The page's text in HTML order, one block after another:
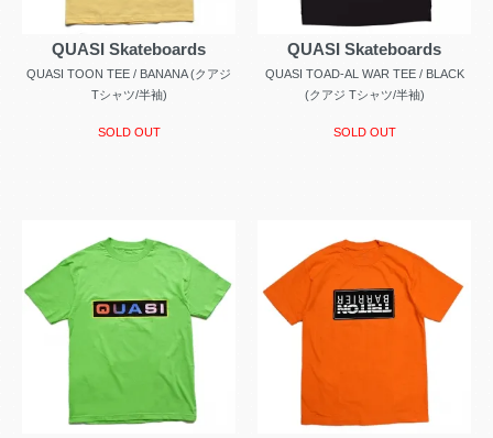
QUASI Skateboards
QUASI TOON TEE / BANANA (クアジ
Tシャツ/半袖)
SOLD OUT
QUASI Skateboards
QUASI TOAD-AL WAR TEE / BLACK
(クアジ Tシャツ/半袖)
SOLD OUT